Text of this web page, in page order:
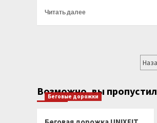
Читать далееПрочитать
тяга
под
Возможно, вы
Беговые дорожки